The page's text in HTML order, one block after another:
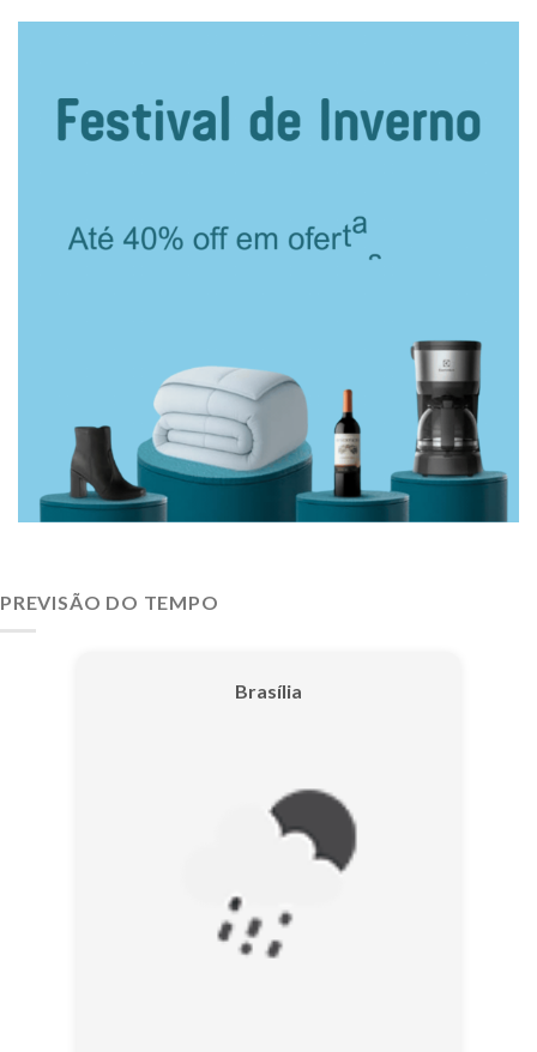
PREVISÃO DO TEMPO
Brasília